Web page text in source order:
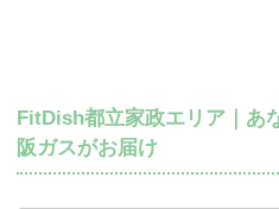
FitDish都立家政エリア｜あ
阪ガスがお届け